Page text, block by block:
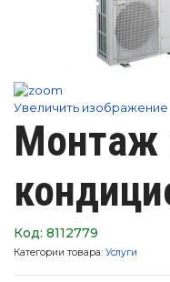
Увеличить изображение
Монтаж
Код: 8112779
Категории товара: Услуги